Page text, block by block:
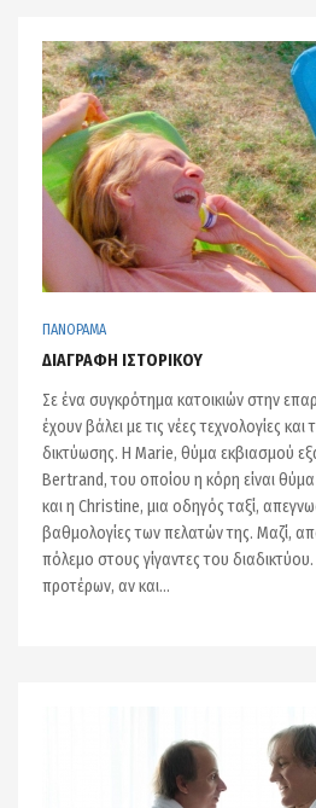
ΠΑΝΟΡΑΜΑ
ΔΙΑΓΡΑΦΗ ΙΣΤΟΡΙΚΟΥ
Σε ένα συγκρότημα κατοικιών στην
έχουν βάλει με τις νέες τεχνολογίες και
δικτύωσης. Η Marie, θύμα εκβιασμού
Bertrand, του οποίου η κόρη είναι
και η Christine, μια οδηγός ταξί,
βαθμολογίες των πελατών της. Μαζί,
πόλεμο στους γίγαντες του
προτέρων, αν και…